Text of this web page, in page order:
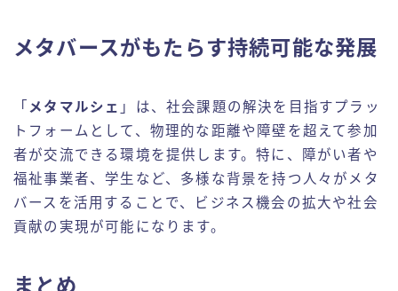
メタバースがもたらす持続可能な発展
「 メタマルシェ 」は、社会課題の解決を目指すプラッ
トフォームとして、物理的な距離や障壁を超えて参加
者が交流できる環境を提供します。特に、障がい者や
福祉事業者、学生など、多様な背景を持つ人々がメタ
バースを活用することで、ビジネス機会の拡大や社会
貢献の実現が可能になります。
まとめ